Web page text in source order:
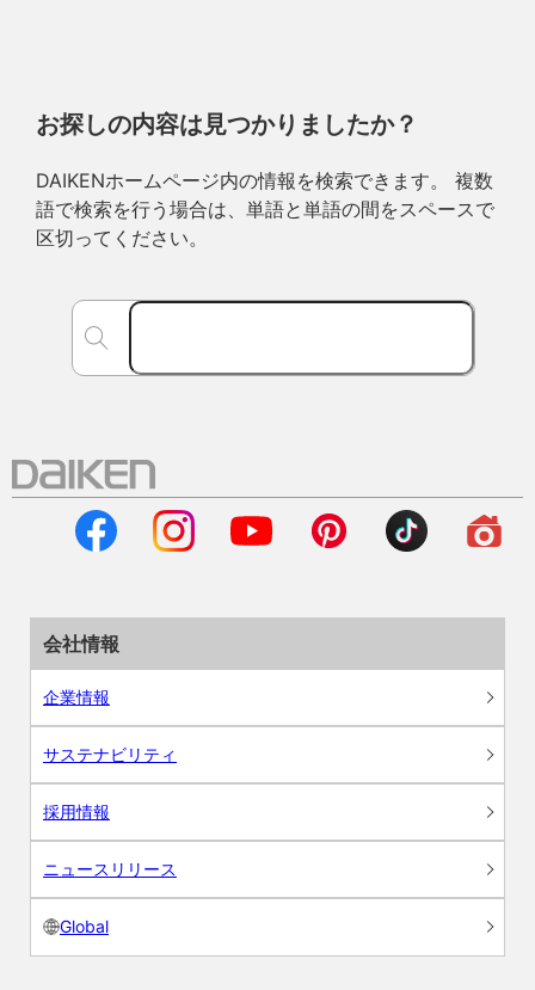
お探しの内容は見つかりましたか？
DAIKENホームページ内の情報を検索できます。 複数
語で検索を行う場合は、単語と単語の間をスペースで
区切ってください。
会社情報
企業情報
サステナビリティ
採用情報
ニュースリリース
Global